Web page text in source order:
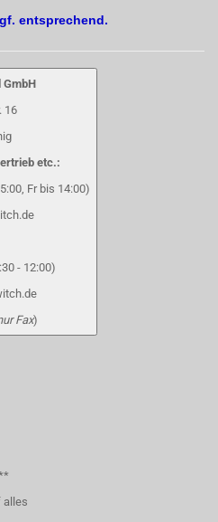
entsprechend.
16
etc.:
Fr bis 14:00)
- 12:00)
Fax)
alles